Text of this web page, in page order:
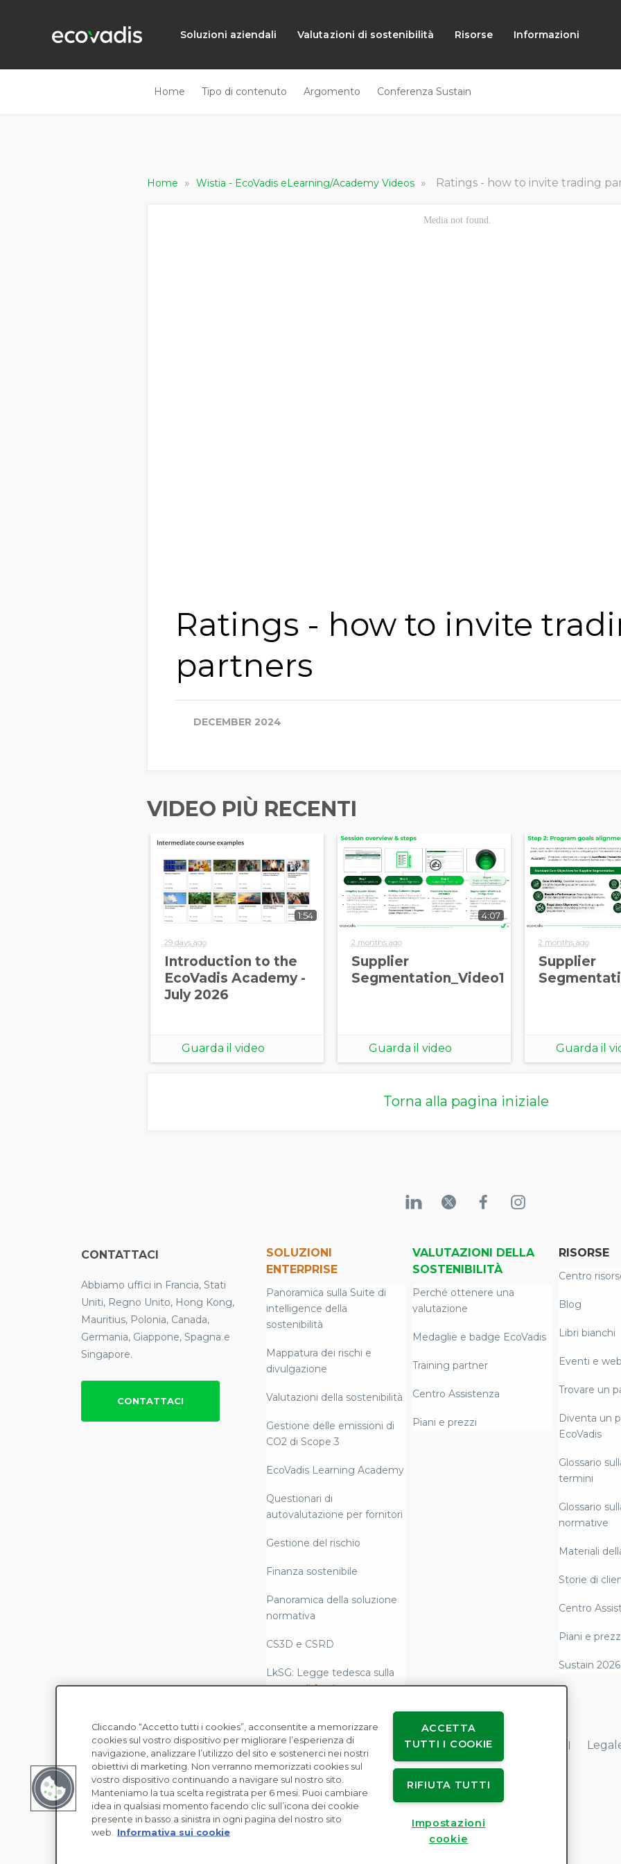
Soluzioni aziendali Valutazioni di sostenibilità Risorse Informazioni
Home Tipo di contenuto Argomento Conferenza Sustain
Home » Wistia - EcoVadis eLearning/Academy Videos » Ratings - how to invite trading
Ratings - how to invite
partners
DECEMBER 2024
VIDEO PIÙ RECENTI
1:54
29 days ago
Introduction to the
EcoVadis Academy -
July 2026
Guarda il video
4:07
2 months ago
Supplier
Segmentation_Video1
Guarda il video
2 months ago
Supplier
Guarda il
Torna alla pagina iniziale
CONTATTACI
Abbiamo uffici in Francia, Stati
Uniti, Regno Unito, Hong Kong,
Mauritius, Polonia, Canada,
Germania, Giappone, Spagna e
Singapore.
CONTATTACI
SOLUZIONI
ENTERPRISE
Panoramica sulla Suite di
intelligence della
sostenibilità
Mappatura dei rischi e
divulgazione
Valutazioni della sostenibilità
Gestione delle emissioni di
CO2 di Scope 3
EcoVadis Learning Academy
Questionari di
autovalutazione per fornitori
Gestione del rischio
Finanza sostenibile
Panoramica della soluzione
normativa
CS3D e CSRD
LkSG: Legge tedesca sulla
catena di fornitura
conformità normativa di
Scope 3
Leggi sulla schiavitù
moderna
Due diligence per i diritti
VALUTAZIONI DELLA
SOSTENIBILITÀ
Perché ottenere una
valutazione
Medaglie e badge EcoVadis
Training partner
Centro Assistenza
Piani e prezzi
RISORSE
Centro
Blog
Libri bianchi
Eventi e
Trovare un
Diventa un
EcoVadis
Glossario
termini
Glossario
normative
Materiali
Storie di
Centro
Piani e
Sustain 2026
Copyright © EcoVadis Accordi con gli utenti Privacy dei dati
Cliccando “Accetto tutti i cookies”, acconsentite a memorizzare
cookies sul vostro dispositivo per migliorare l’esperienza di
navigazione, analizzare l’utilizzo del sito e sostenerci nei nostri
obiettivi di marketing. Non verranno memorizzati cookies sul
vostro dispositivo continuando a navigare sul nostro sito.
Manteniamo la tua scelta registrata per 6 mesi. Puoi cambiare
idea in qualsiasi momento facendo clic sull’icona dei cookie
presente in basso a sinistra in ogni pagina del nostro sito
web.
Informativa sui cookie
ACCETTA
TUTTI I COOKIE
RIFIUTA TUTTI
Impostazioni
cookie